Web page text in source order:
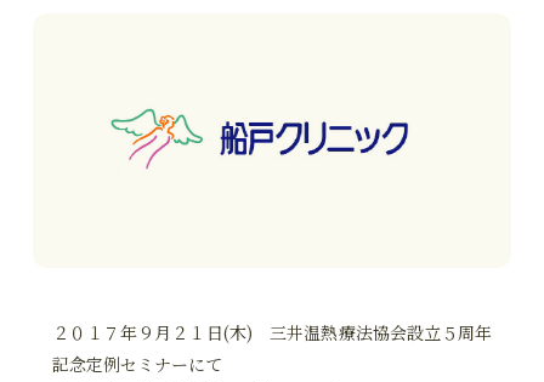
２０１７年９月２１日(木) 三井温熱療法協会設立５周年
記念定例セミナーにて